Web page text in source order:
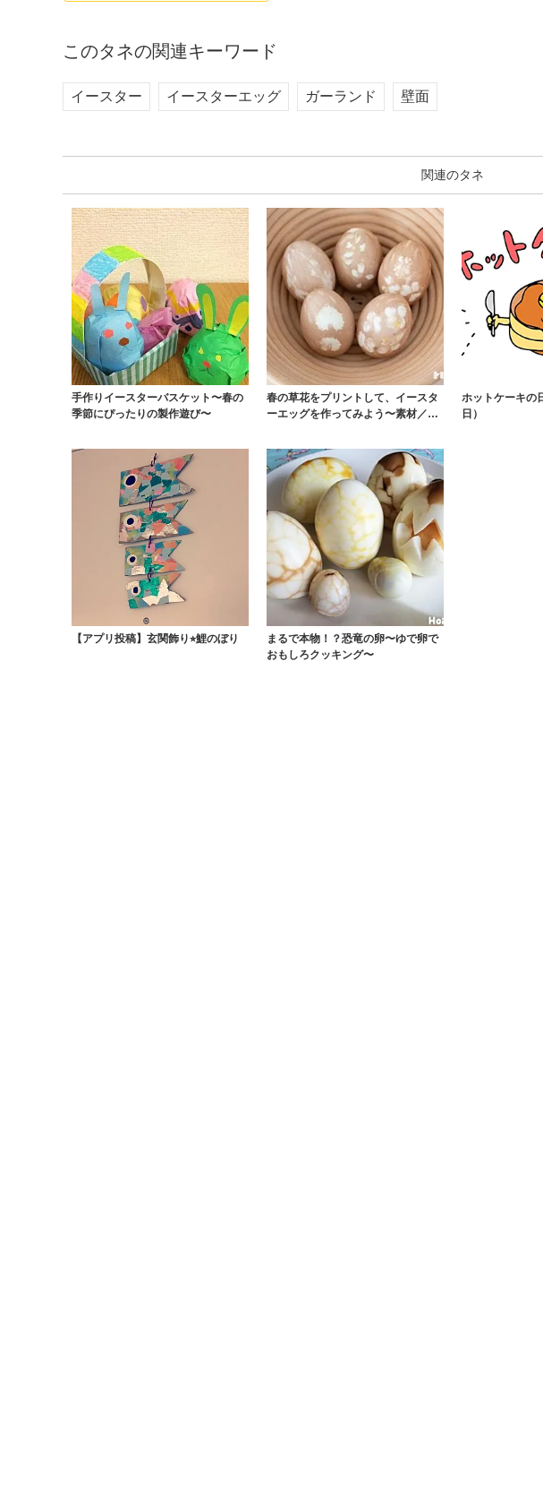
このタネの関連キーワード
イースター イースターエッグ ガーランド 壁面
関連のタネ
手作りイースターバスケット〜春の
季節にぴったりの製作遊び〜
春の草花をプリントして、イースタ
ーエッグを作ってみよう〜素材／た
ホットケーキの
日）
【アプリ投稿】玄関飾り⭐︎鯉のぼり
まるで本物！？恐竜の卵〜ゆで卵で
おもしろクッキング〜